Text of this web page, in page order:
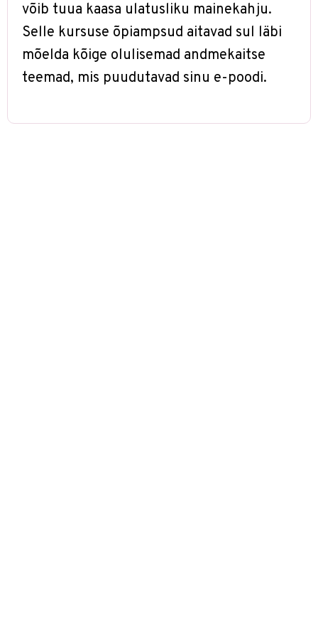
võib tuua kaasa ulatusliku mainekahju.
Selle kursuse õpiampsud aitavad sul läbi
mõelda kõige olulisemad andmekaitse
teemad, mis puudutavad sinu e-poodi.